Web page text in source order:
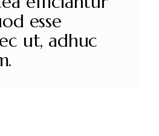
esse
ut, adhuc